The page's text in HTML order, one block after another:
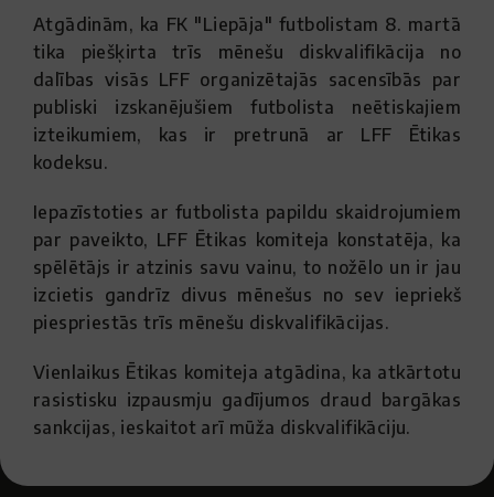
Atgādinām, ka FK "Liepāja" futbolistam 8. martā
tika piešķirta trīs mēnešu diskvalifikācija no
dalības visās LFF organizētajās sacensībās par
publiski izskanējušiem futbolista neētiskajiem
izteikumiem, kas ir pretrunā ar LFF Ētikas
kodeksu.
Iepazīstoties ar futbolista papildu skaidrojumiem
par paveikto, LFF Ētikas komiteja konstatēja, ka
spēlētājs ir atzinis savu vainu, to nožēlo un ir jau
izcietis gandrīz divus mēnešus no sev iepriekš
piespriestās trīs mēnešu diskvalifikācijas.
Vienlaikus Ētikas komiteja atgādina, ka atkārtotu
rasistisku izpausmju gadījumos draud bargākas
sankcijas, ieskaitot arī mūža diskvalifikāciju.